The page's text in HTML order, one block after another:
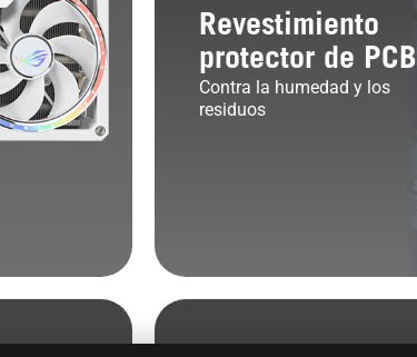
Revestimiento
protector de PCB
Contra la humedad y los
residuos